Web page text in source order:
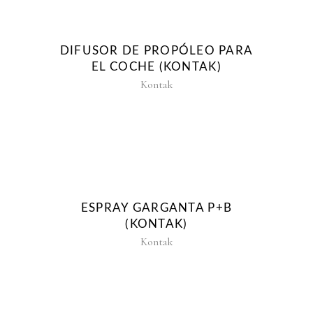
DIFUSOR DE PROPÓLEO PARA
EL COCHE (KONTAK)
Kontak
ESPRAY GARGANTA P+B
(KONTAK)
Kontak